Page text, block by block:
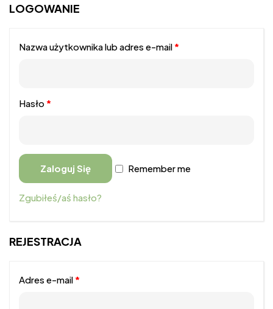
LOGOWANIE
Nazwa użytkownika lub adres e-mail *
Hasło *
Remember me
Zaloguj Się
Zgubiłeś/aś hasło?
REJESTRACJA
Adres e-mail *